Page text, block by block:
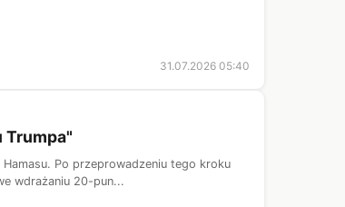
31.07.2026 05:40
Trumpa"
Hamasu. Po przeprowadzeniu tego kroku
wdrażaniu 20-pun...